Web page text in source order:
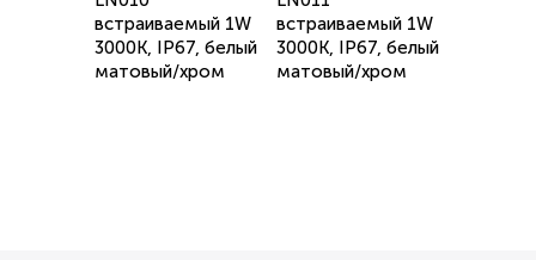
встраиваемый 1W
3000K, IP67, белый
матовый/хром
встраиваемый 1W
3000K, IP67, белый
матовый/хром